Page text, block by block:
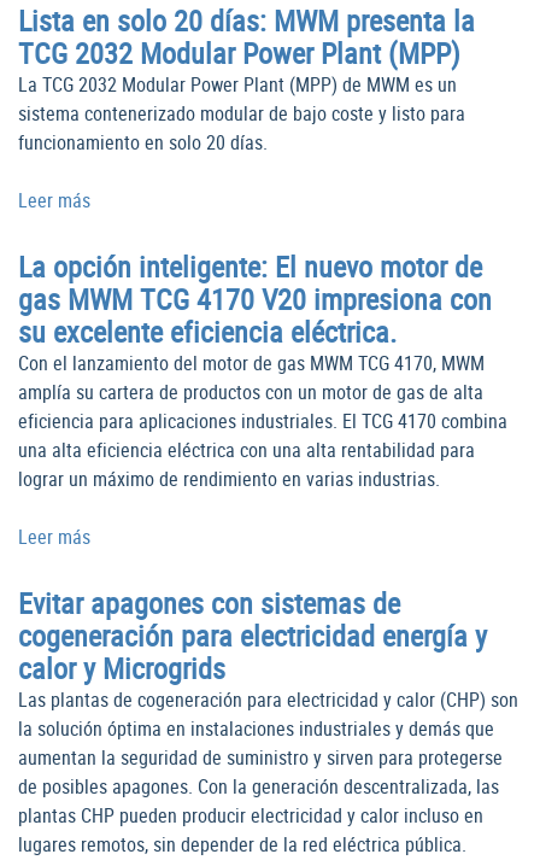
Lista en solo 20 días: MWM presenta la
TCG 2032 Modular Power Plant (MPP)
La TCG 2032 Modular Power Plant (MPP) de MWM es un
sistema contenerizado modular de bajo coste y listo para
funcionamiento en solo 20 días.
Leer más
La opción inteligente: El nuevo motor de
gas MWM TCG 4170 V20 impresiona con
su excelente eficiencia eléctrica.
Con el lanzamiento del motor de gas MWM TCG 4170, MWM
amplía su cartera de productos con un motor de gas de alta
eficiencia para aplicaciones industriales. El TCG 4170 combina
una alta eficiencia eléctrica con una alta rentabilidad para
lograr un máximo de rendimiento en varias industrias.
Leer más
Evitar apagones con sistemas de
cogeneración para electricidad energía y
calor y Microgrids
Las plantas de cogeneración para electricidad y calor (CHP) son
la solución óptima en instalaciones industriales y demás que
aumentan la seguridad de suministro y sirven para protegerse
de posibles apagones. Con la generación descentralizada, las
plantas CHP pueden producir electricidad y calor incluso en
lugares remotos, sin depender de la red eléctrica pública.